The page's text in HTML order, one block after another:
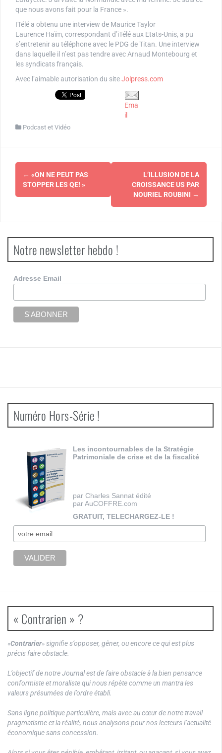
que nous avons fait pour la France ».
ITélé a obtenu une interview de Maurice Taylor
Laurence Haïm, correspondant d’iTélé aux Etats-Unis, a pu
s’entretenir au téléphone avec le PDG de Titan. Une interview
dans laquelle il n’est pas tendre avec Arnaud Montebourg et
les syndicats français.
Avec l’aimable autorisation du siteJolpress.com
Ema
il
Podcast et Vidéo
Navigation
d'article
← «ON NE PEUT PAS
STOPPER LES QE! »
L’ILLUSION DE LA
CROISSANCE US PAR
NOURIEL ROUBINI →
Notre newsletter hebdo !
Adresse Email
Numéro Hors-Série !
Les incontournables de la Stratégie
Patrimoniale de crise et de la fiscalité
par Charles Sannat édité
par AuCOFFRE.com
GRATUIT, TELECHARGEZ-LE !
« Contrarien » ?
«Contrarier» signifie s’opposer, gêner, ou encore ce qui est plus
précis faire obstacle.
L’objectif de notre Journal est de faire obstacle à la bien pensance
conformiste et moraliste qui nous répète comme un mantra les
valeurs présumées de l’ordre établi.
Sans ligne politique particulière, mais avec au cœur de notre travail
pragmatisme et la réalité, nous analysons pour nos lecteurs l’actualité
économique sans concession.